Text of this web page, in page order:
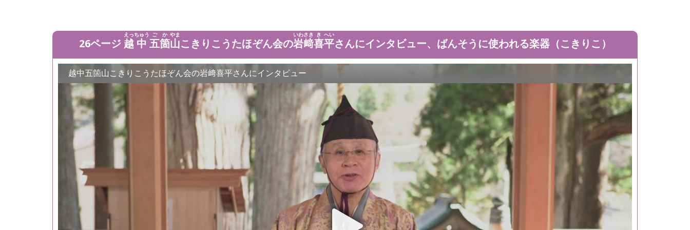
26ページ 越
えっ
中
ちゅう
五
ご
箇
か
山
やま
こきりこうたほぞん会の岩
いわ
﨑
さき
喜
き
平
へい
さんにインタビュー、ばんそうに使われる楽器（こきりこ）